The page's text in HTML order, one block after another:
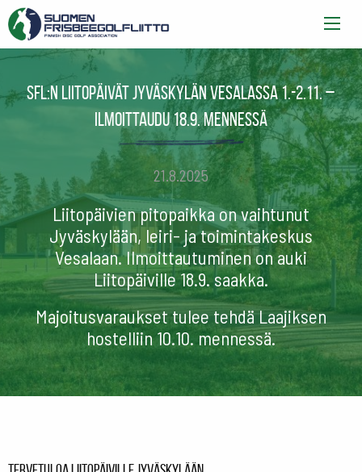
SFL:n Liitopäivät Jyväskylän Vesalassa 1.-2.11. –
ilmoittaudu 18.9. mennessä
21.8.2025
Liitopäivien pitopaikka on vaihtunut
Jyväskylään, leiri- ja toimintakeskus
Vesalaan. Ilmoittautuminen on auki
Liitopäiville 18.9. saakka.
Majoitusvaraukset tulee tehdä Laajiksen
hostelliin 10.10. mennessä.